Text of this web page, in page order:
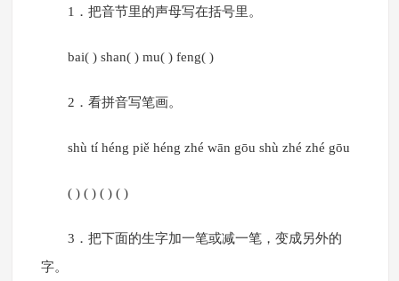
1．把音节里的声母写在括号里。
bai( ) shan( ) mu( ) feng( )
2．看拼音写笔画。
shù tí héng piě héng zhé wān gōu shù zhé zhé gōu
( ) ( ) ( ) ( )
3．把下面的生字加一笔或减一笔，变成另外的
字。